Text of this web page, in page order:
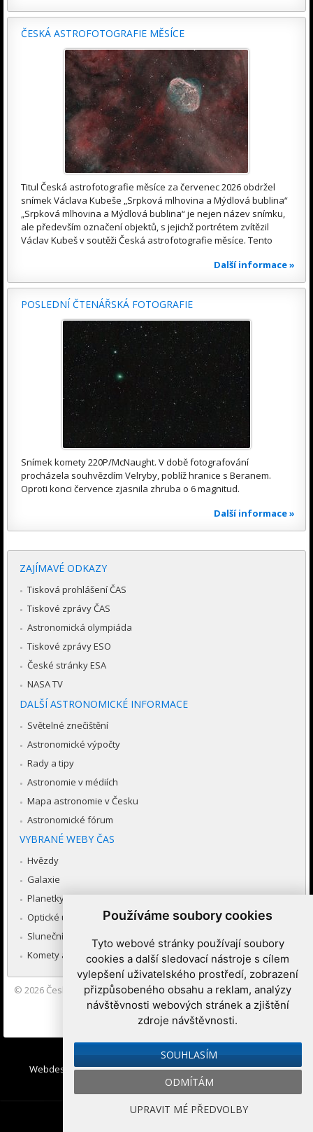
Používáme soubory cookies
Tyto webové stránky používají soubory
cookies a další sledovací nástroje s cílem
vylepšení uživatelského prostředí, zobrazení
přizpůsobeného obsahu a reklam, analýzy
návštěvnosti webových stránek a zjištění
zdroje návštěvnosti.
SOUHLASÍM
ODMÍTÁM
UPRAVIT MÉ PŘEDVOLBY
ČESKÁ ASTROFOTOGRAFIE MĚSÍCE
Titul Česká astrofotografie měsíce za červenec 2026 obdržel
snímek Václava Kubeše „Srpková mlhovina a Mýdlová bublina“
„Srpková mlhovina a Mýdlová bublina“ je nejen název snímku,
ale především označení objektů, s jejichž portrétem zvítězil
Václav Kubeš v soutěži Česká astrofotografie měsíce. Tento
Další informace »
POSLEDNÍ ČTENÁŘSKÁ FOTOGRAFIE
Snímek komety 220P/McNaught. V době fotografování
procházela souhvězdím Velryby, poblíž hranice s Beranem.
Oproti konci července zjasnila zhruba o 6 magnitud.
Další informace »
ZAJÍMAVÉ ODKAZY
Tisková prohlášení ČAS
Tiskové zprávy ČAS
Astronomická olympiáda
Tiskové zprávy ESO
České stránky ESA
NASA TV
DALŠÍ ASTRONOMICKÉ INFORMACE
Světelné znečištění
Astronomické výpočty
Rady a tipy
Astronomie v médiích
Mapa astronomie v Česku
Astronomické fórum
VYBRANÉ WEBY ČAS
Hvězdy
Galaxie
Planetky
Optické úkazy v atmosféře
Sluneční soustava
Komety a meteory
© 2026 Česká astronomická společnost|Hvězdárna a planetárium
Brno spolupracuje se serverem Astro.cz
Webdesign:Medio interactive, Redakční systémIbis CMS: